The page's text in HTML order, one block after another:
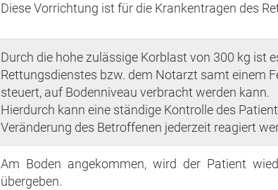
Diese Vorrichtung ist für die Krankentragen des
Durch die hohe zulässige Korblast von 300 kg ist
Rettungsdienstes bzw. dem Notarzt samt einem
steuert, auf Bodenniveau verbracht werden kann.
Hierdurch kann eine ständige Kontrolle des
Veränderung des Betroffenen jederzeit reagiert
Am Boden angekommen, wird der Patient
übergeben.